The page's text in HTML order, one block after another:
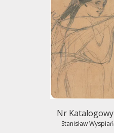
Nr Katalogowy
Stanisław